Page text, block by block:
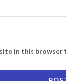
in this